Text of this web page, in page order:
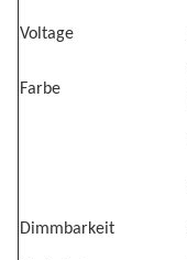
Voltage
Farbe
Dimmbarkeit